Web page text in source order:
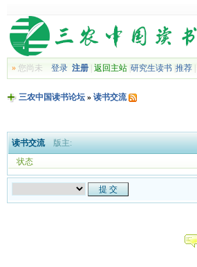
»您尚未 登录 注册| 返回主站| 研究生读书| 推荐|
三农中国读书论坛» 读书交流
读书交流版主:
状态